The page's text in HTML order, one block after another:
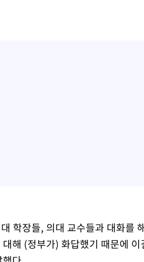
학장들, 의대 교수들과 대화를
해 (정부가) 화답했기 때문에